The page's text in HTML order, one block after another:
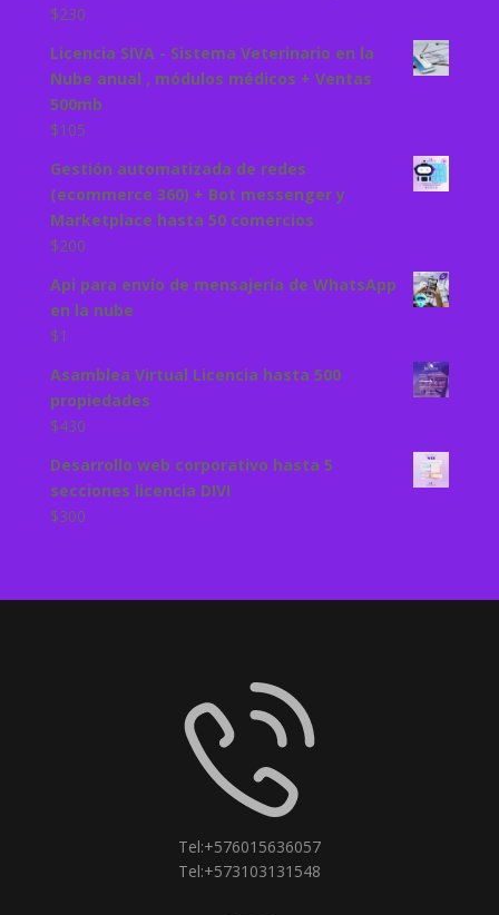
$230
Licencia SIVA - Sistema Veterinario en la
Nube anual , módulos médicos + Ventas
500mb
$105
Gestión automatizada de redes
(ecommerce 360) + Bot messenger y
Marketplace hasta 50 comercios
$200
Api para envío de mensajería de WhatsApp
en la nube
$1
Asamblea Virtual Licencia hasta 500
propiedades
$430
Desarrollo web corporativo hasta 5
secciones licencia DIVI
$300
Tel:+576015636057
Tel:+573103131548